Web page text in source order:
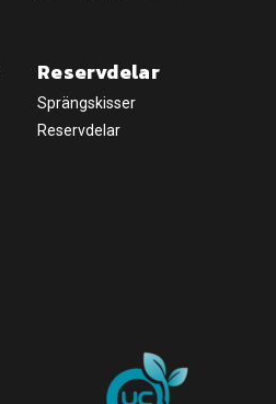
Reservdelar
Sprängskisser
Reservdelar